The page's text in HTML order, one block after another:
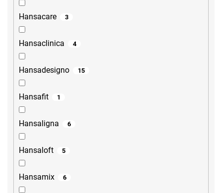
Hansacare 3
Hansaclinica 4
Hansadesigno 15
Hansafit 1
Hansaligna 6
Hansaloft 5
Hansamix 6